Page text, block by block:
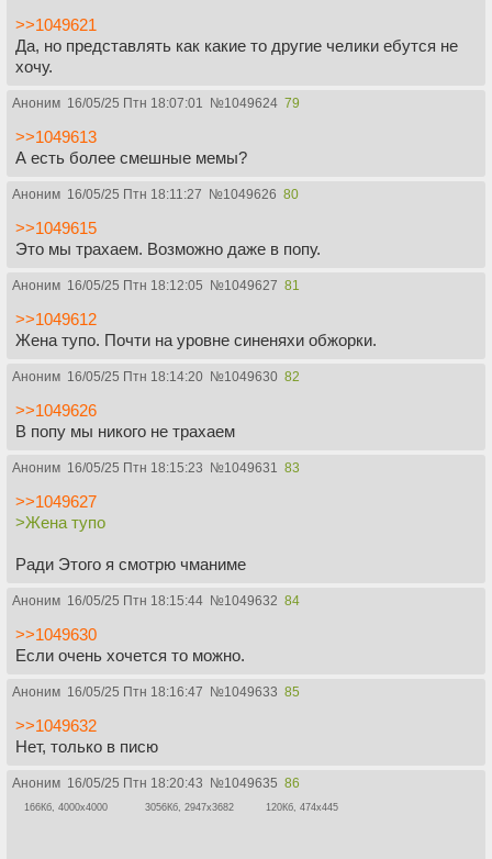
>>1049621
Да, но представлять как какие то другие челики ебутся не
хочу.
Аноним 16/05/25 Птн 18:07:01 №1049624 79
>>1049613
А есть более смешные мемы?
Аноним 16/05/25 Птн 18:11:27 №1049626 80
>>1049615
Это мы трахаем. Возможно даже в попу.
Аноним 16/05/25 Птн 18:12:05 №1049627 81
>>1049612
Жена тупо. Почти на уровне синеняхи обжорки.
Аноним 16/05/25 Птн 18:14:20 №1049630 82
>>1049626
В попу мы никого не трахаем
Аноним 16/05/25 Птн 18:15:23 №1049631 83
>>1049627
>Жена тупо
Ради Этого я смотрю чманиме
Аноним 16/05/25 Птн 18:15:44 №1049632 84
>>1049630
Если очень хочется то можно.
Аноним 16/05/25 Птн 18:16:47 №1049633 85
>>1049632
Нет, только в писю
Аноним 16/05/25 Птн 18:20:43 №1049635 86
166Кб, 4000x4000 3056Кб, 2947x3682 120Кб, 474x445